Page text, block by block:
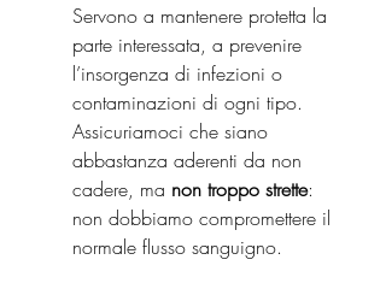
Servono a mantenere protetta la
parte interessata, a prevenire
l’insorgenza di infezioni o
contaminazioni di ogni tipo.
Assicuriamoci che siano
abbastanza aderenti da non
cadere, ma non troppo strette:
non dobbiamo compromettere il
normale flusso sanguigno.